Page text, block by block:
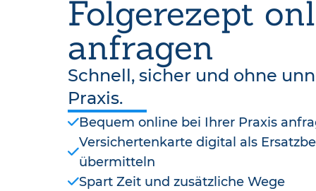
Folgerezept
anfragen
Schnell, sicher und ohne
Praxis.
Bequem online bei Ihrer Praxis
Versichertenkarte digital als
übermitteln
Spart Zeit und zusätzliche Wege